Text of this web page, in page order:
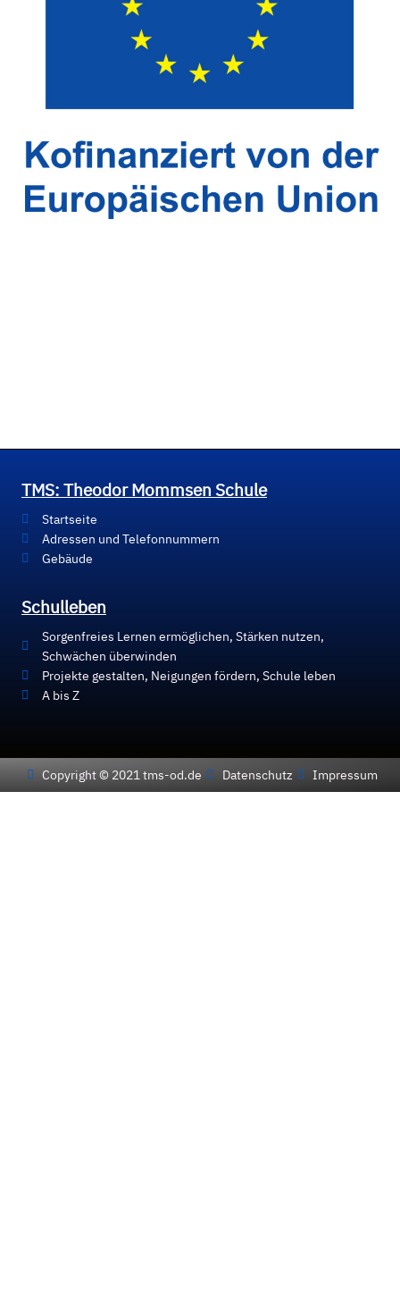
TMS: Theodor Mommsen Schule
Startseite
Adressen und Telefonnummern
Gebäude
Schulleben
Sorgenfreies Lernen ermöglichen, Stärken nutzen,
Schwächen überwinden
Projekte gestalten, Neigungen fördern, Schule leben
A bis Z
Copyright © 2021 tms-od.de Datenschutz Impressum